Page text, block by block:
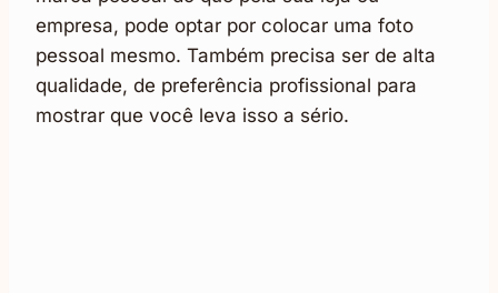
empresa, pode optar por colocar uma foto
pessoal mesmo. Também precisa ser de alta
qualidade, de preferência profissional para
mostrar que você leva isso a sério.